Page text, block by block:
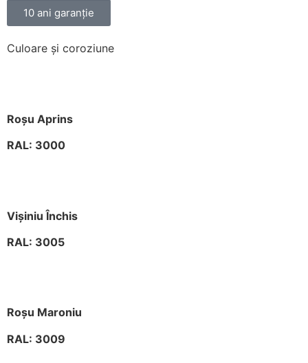
10 ani garanție
Culoare și coroziune
Roșu Aprins
RAL: 3000
Vișiniu Închis
RAL: 3005
Roșu Maroniu
RAL: 3009